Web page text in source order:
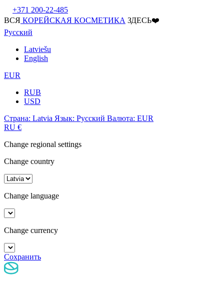
+371 200-22-485
ВСЯ КОРЕЙСКАЯ КОСМЕТИКА ЗДЕСЬ❤️
Русский
Latviešu
English
EUR
RUB
USD
Страна: Latvia Язык: Русский Валюта: EUR
RU €
Change regional settings
Change country
Change language
Change currency
Сохранить